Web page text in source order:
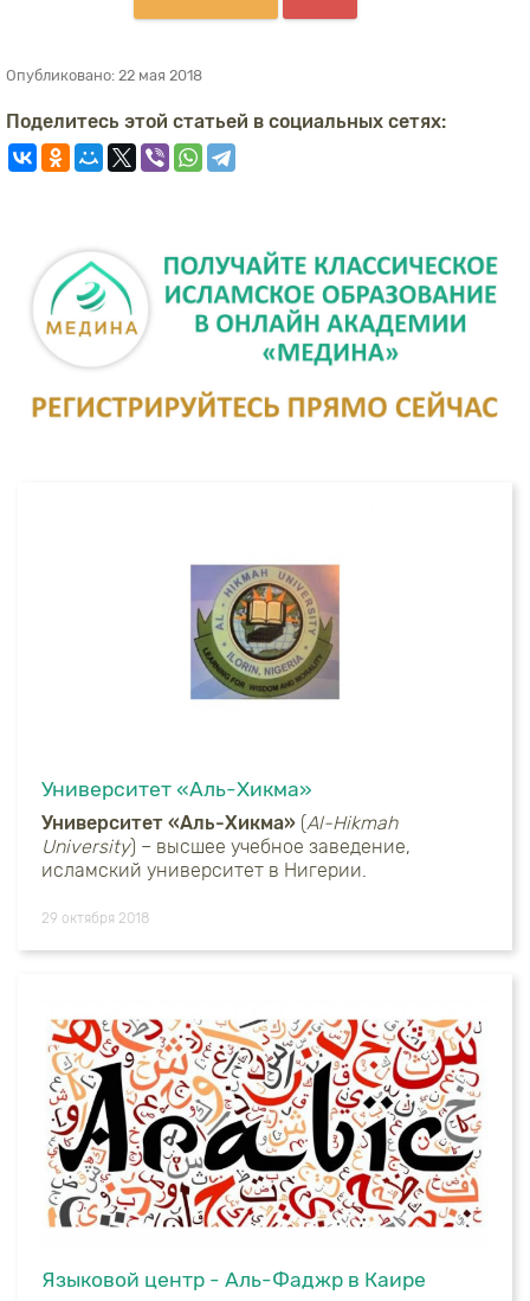
Опубликовано: 22 мая 2018
Поделитесь этой статьей в социальных сетях:
Университет «Аль-Хикма»
Университет «Аль-Хикма» (Al-Hikmah
University) – высшее учебное заведение,
исламский университет в Нигерии.
29 октября 2018
Языковой центр - Аль-Фаджр в Каире